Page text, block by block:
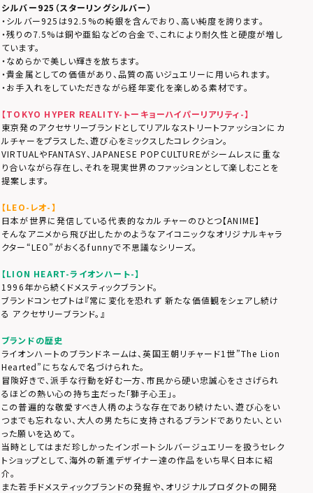
シルバー925（スターリングシルバー）
・シルバー925は92.5%の純銀を含んでおり、高い純度を誇ります。
・残りの7.5%は銅や亜鉛などの合金で、これにより耐久性と硬度が増し
ています。
・なめらかで美しい輝きを放ちます。
・貴金属としての価値があり、品質の高いジュエリーに用いられます。
・お手入れをしていただきながら経年変化を楽しめる素材です。
【TOKYO HYPER REALITY-トーキョーハイパーリアリティ-】
東京発のアクセサリーブランドとしてリアルなストリートファッションにカ
ルチャーをプラスした、遊び心をミックスしたコレクション。
VIRTUALやFANTASY、JAPANESE POPCULTUREがシームレスに重な
り合いながら存在し、それを現実世界のファッションとして楽しむことを
提案します。
【LEO-レオ-】
日本が世界に発信している代表的なカルチャーのひとつ【ANIME】
そんなアニメから飛び出したかのようなアイコニックなオリジナルキャラ
クター“LEO”がおくるfunnyで不思議なシリーズ。
【LION HEART-ライオンハート-】
1996年から続くドメスティックブランド。
ブランドコンセプトは『常に変化を恐れず 新たな価値観をシェアし続け
る アクセサリーブランド。』
ブランドの歴史
ライオンハートのブランドネームは、英国王朝リチャード1世”The Lion
Hearted”にちなんで名づけられた。
冒険好きで、派手な行動を好む一方、市民から硬い忠誠心をささげられ
るほどの熱い心の持ち主だった「獅子心王」。
この普遍的な敬愛すべき人柄のような存在であり続けたい、遊び心をい
つまでも忘れない、大人の男たちに支持されるブランドでありたい、とい
った願いを込めて。
当時としてはまだ珍しかったインポートシルバージュエリーを扱うセレク
トショップとして、海外の新進デザイナー達の作品をいち早く日本に紹
介。
また若手ドメスティックブランドの発掘や、オリジナルプロダクトの開発